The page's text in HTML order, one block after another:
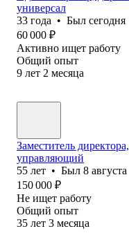
универсал
33 года • Был сегодня
60 000 ₽
Активно ищет работу
Общий опыт
9 лет 2 месяца
Заместитель
управляющий
55 лет • Был 8 августа
150 000 ₽
Не ищет работу
Общий опыт
35 лет 3 месяца